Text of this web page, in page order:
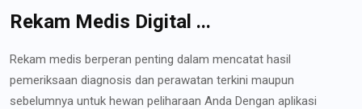
Rekam Medis Digital ...
Rekam medis berperan penting dalam mencatat hasil
pemeriksaan diagnosis dan perawatan terkini maupun
sebelumnya untuk hewan peliharaan Anda Dengan aplikasi